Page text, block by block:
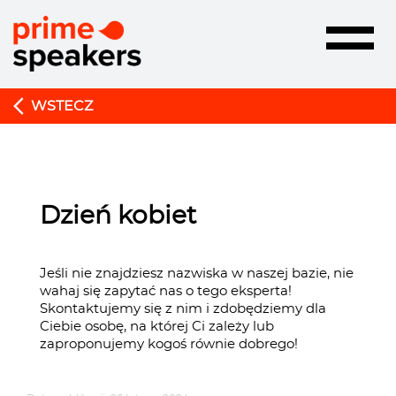
Toggle
WSTECZ
Dzień kobiet
Jeśli nie znajdziesz nazwiska w naszej bazie, nie
wahaj się zapytać nas o tego eksperta!
Skontaktujemy się z nim i zdobędziemy dla
Ciebie osobę, na której Ci zależy lub
zaproponujemy kogoś równie dobrego!